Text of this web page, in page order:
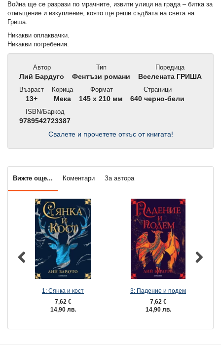
Война ще се разрази по мрачните, извити улици на града – битка за
отмъщение и изкупление, която ще реши съдбата на света на
Гриша.
Никакви оплаквачки.
Никакви погребения.
Автор
Лий Бардуго
Тип
Фентъзи романи
Поредица
Вселената ГРИША
Възраст
13+
Корица
Мека
Формат
145 x 210 мм
Страници
640 черно-бели
ISBN/Баркод
9789542723387
Свалете и прочетете откъс от книгата!
Вижте още... Коментари За автора
1: Сянка и кост
7,62 €
14,90 лв.
3: Падение и подем
7,62 €
14,90 лв.